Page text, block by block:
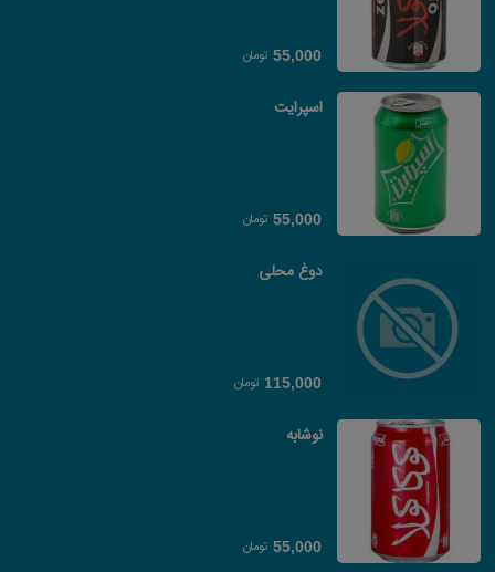
55,000 تومان
اسپرایت
55,000 تومان
دوغ محلی
115,000 تومان
نوشابه
55,000 تومان